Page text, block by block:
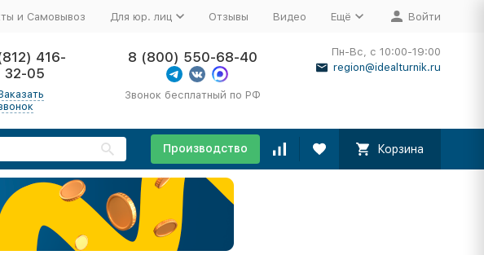
и Самовывоз Для юр. лиц Отзывы Видео Ещё Войти
416-
32-05
8 (800) 550-68-40
Звонок бесплатный по РФ
Пн-Вс, с 10:00-19:00
region@idealturnik.ru
Производство Корзина